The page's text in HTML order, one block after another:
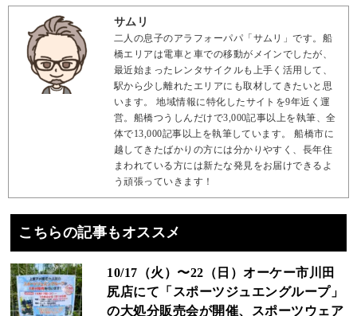
サムリ
二人の息子のアラフォーパパ「サムリ」です。船
橋エリアは電車と車での移動がメインでしたが、
最近始まったレンタサイクルも上手く活用して、
駅から少し離れたエリアにも取材してきたいと思
います。 地域情報に特化したサイトを9年近く運
営。船橋つうしんだけで3,000記事以上を執筆、全
体で13,000記事以上を執筆しています。 船橋市に
越してきたばかりの方には分かりやすく、長年住
まわれている方には新たな発見をお届けできるよ
う頑張っていきます！
こちらの記事もオススメ
10/17（火）〜22（日）オーケー市川田
尻店にて「スポーツジュエングループ」
の大処分販売会が開催、スポーツウェア